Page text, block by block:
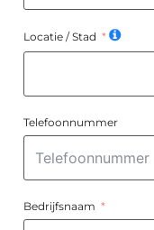
Locatie / Stad
Telefoonnummer
Bedrijfsnaam